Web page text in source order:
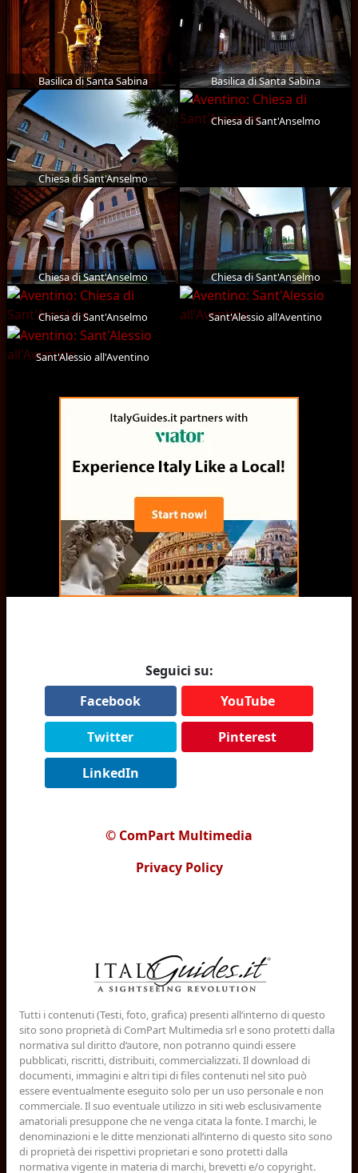
Basilica di Santa Sabina Basilica di Santa Sabina
Chiesa di Sant'Anselmo
Chiesa di Sant'Anselmo
Chiesa di Sant'Anselmo Chiesa di Sant'Anselmo
Chiesa di Sant'Anselmo Sant'Alessio all'Aventino
Sant'Alessio all'Aventino
Seguici su:
Facebook
YouTube
Twitter Pinterest
LinkedIn
© ComPart Multimedia
Privacy Policy
Tutti i contenuti (Testi, foto, grafica) presenti all‘interno di questo
sito sono proprietà di ComPart Multimedia srl e sono protetti dalla
normativa sul diritto d‘autore, non potranno quindi essere
pubblicati, riscritti, distribuiti, commercializzati. Il download di
documenti, immagini e altri tipi di files contenuti nel sito può
essere eventualmente eseguito solo per un uso personale e non
commerciale. Il suo eventuale utilizzo in siti web esclusivamente
amatoriali presuppone che ne venga citata la fonte. I marchi, le
denominazioni e le ditte menzionati all‘interno di questo sito sono
di proprietà dei rispettivi proprietari e sono protetti dalla
normativa vigente in materia di marchi, brevetti e/o copyright.